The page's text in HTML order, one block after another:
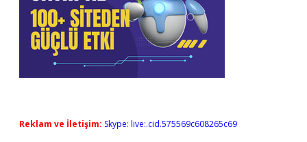
Reklam ve İletişim: Skype: live:.cid.575569c608265c69